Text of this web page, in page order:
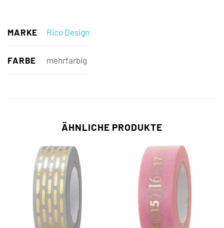
MARKE Rico Design
FARBE mehrfarbig
ÄHNLICHE PRODUKTE